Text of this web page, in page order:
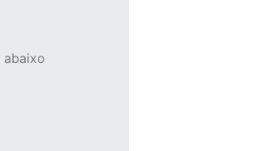
abaixo